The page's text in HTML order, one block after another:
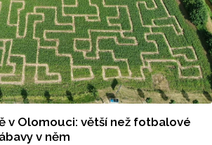
v Olomouci: větší než fotbalové
v něm